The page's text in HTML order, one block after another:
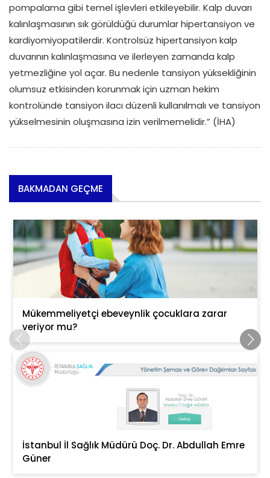
pompalama gibi temel işlevleri etkileyebilir. Kalp duvarı
kalınlaşmasının sık görüldüğü durumlar hipertansiyon ve
kardiyomiyopatilerdir. Kontrolsüz hipertansiyon kalp
duvarının kalınlaşmasına ve ilerleyen zamanda kalp
yetmezliğine yol açar. Bu nedenle tansiyon yüksekliğinin
olumsuz etkisinden korunmak için uzman hekim
kontrolünde tansiyon ilacı düzenli kullanılmalı ve tansiyon
yükselmesinin oluşmasına izin verilmemelidir.” (İHA)
BAKMADAN GEÇME
Mükemmeliyetçi ebeveynlik çocuklara zarar
veriyor mu?
İstanbul İl Sağlık Müdürü Doç. Dr. Abdullah Emre
Güner